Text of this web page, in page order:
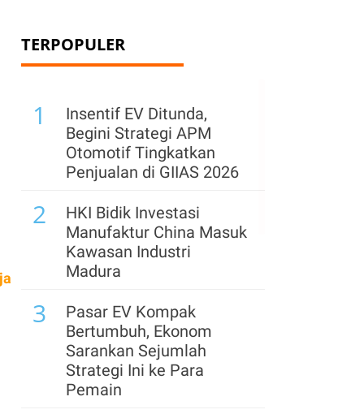
TERPOPULER
1
Insentif EV Ditunda,
Begini Strategi APM
Otomotif Tingkatkan
Penjualan di GIIAS 2026
2
HKI Bidik Investasi
Manufaktur China Masuk
Kawasan Industri
Madura
3
Pasar EV Kompak
Bertumbuh, Ekonom
Sarankan Sejumlah
Strategi Ini ke Para
Pemain